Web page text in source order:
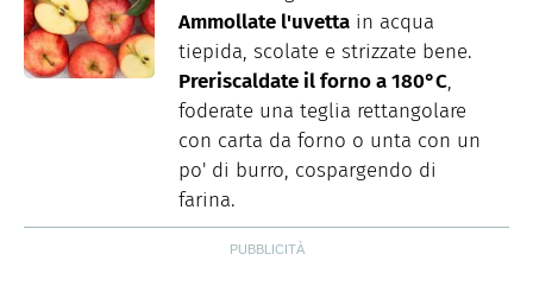
Ammollate l'uvetta in acqua
tiepida, scolate e strizzate bene.
Preriscaldate il forno a 180°C,
foderate una teglia rettangolare
con carta da forno o unta con un
po' di burro, cospargendo di
farina.